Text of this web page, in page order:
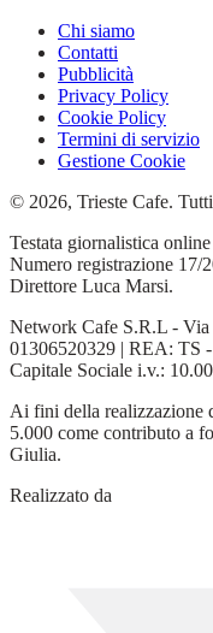
Chi siamo
Contatti
Pubblicità
Privacy Policy
Cookie Policy
Termini di servizio
Gestione Cookie
© 2026, Trieste Cafe.
Testata giornalistica
Numero registrazione 17/
Direttore Luca Marsi.
Network Cafe S.R.L - Via
01306520329 | REA: TS
Capitale Sociale i.v.:
Ai fini della realizzazione
5.000 come contributo a
Giulia.
Realizzato da